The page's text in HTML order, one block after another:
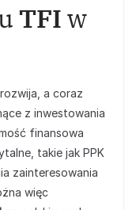
TFIw
a coraz
z inwestowania
finansowa
takie jak PPK
zainteresowania
więc